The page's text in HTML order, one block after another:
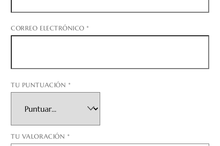
CORREO ELECTRÓNICO*
TU PUNTUACIÓN *
TU VALORACIÓN *